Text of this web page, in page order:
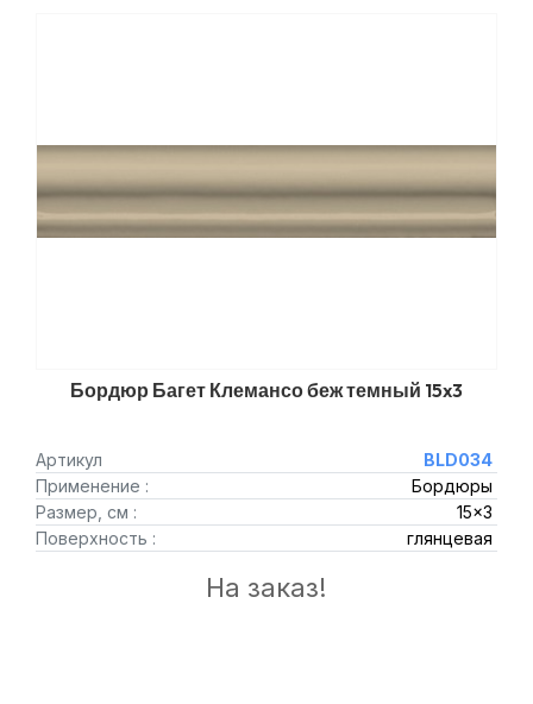
Бордюр Багет Клемансо беж темный 15x3
Артикул
BLD034
Применение :
Бордюры
Размер, см :
15x3
Поверхность :
глянцевая
На заказ!